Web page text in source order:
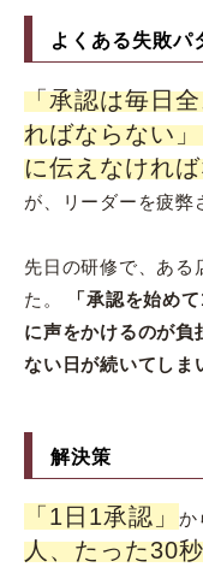
よくある失敗パ
「承認は毎日
ればならない
に伝えなけれ
が、リーダーを疲弊
先日の研修で、ある
た。
「承認を始め
に声をかけるのが負
ない日が続いてしま
解決策
「1日1承認」 か
人、たった30